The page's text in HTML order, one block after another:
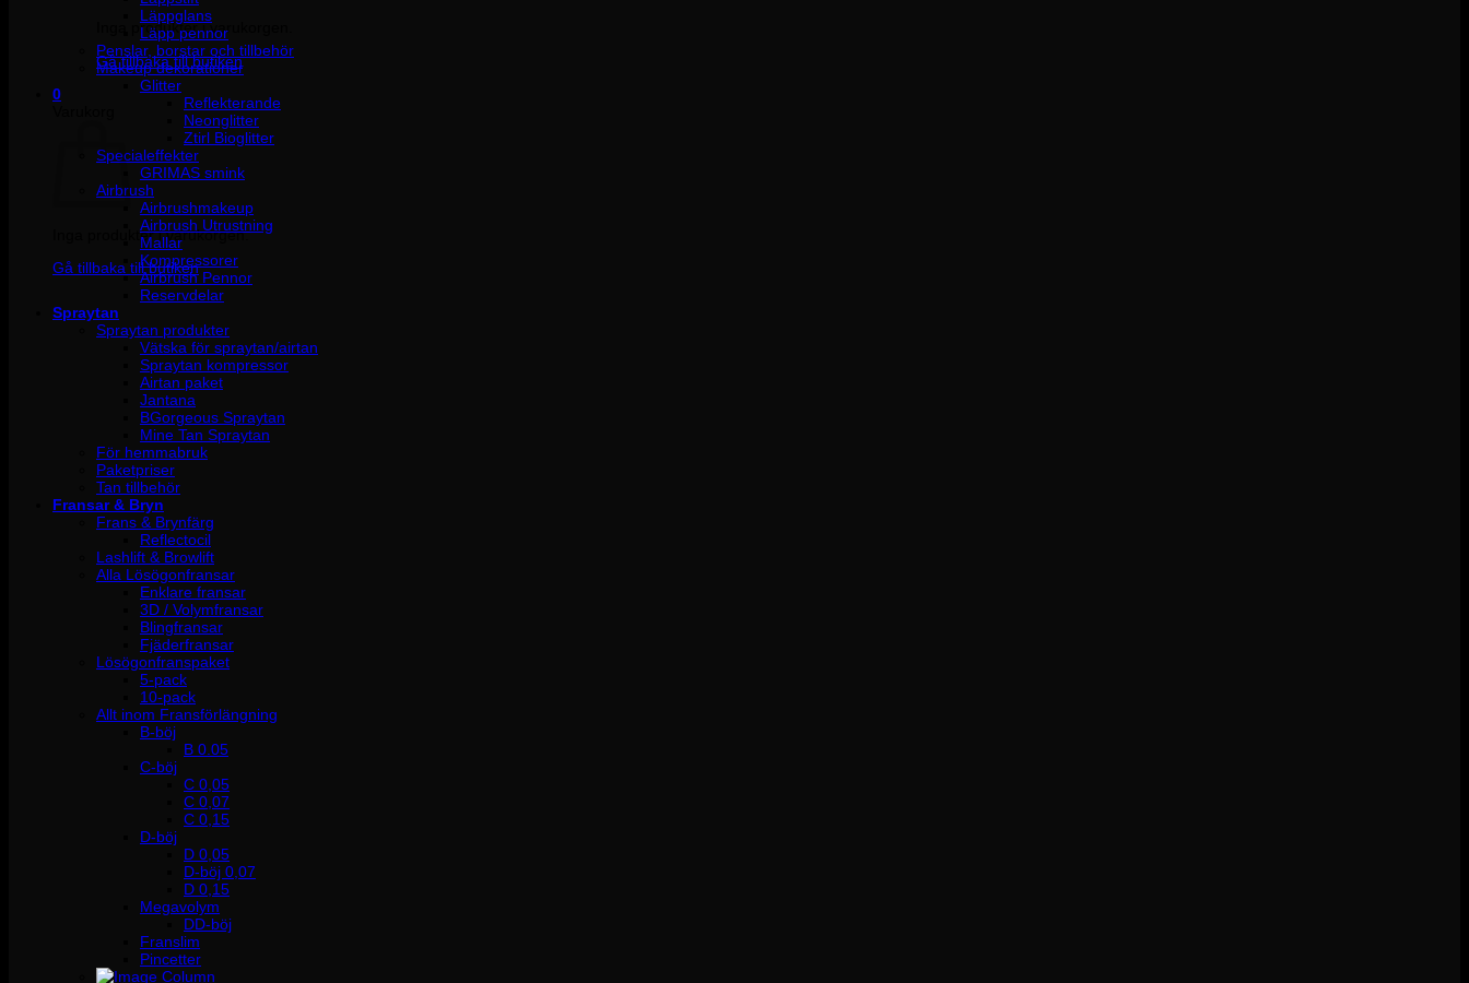
Inga produkter i varukorgen.
Gå tillbaka till butiken
0
Inga produkter i varukorgen.
Gå tillbaka till butiken
Läppglans
Läpp pennor
Penslar, borstar och tillbehör
Makeup dekorationer
Glitter
Reflekterande
Neonglitter
Ztirl Bioglitter
Specialeffekter
GRIMAS smink
Airbrush
Airbrushmakeup
Airbrush Utrustning
Mallar
Kompressorer
Airbrush Pennor
Reservdelar
Spraytan
Spraytan produkter
Vätska för spraytan/airtan
Spraytan kompressor
Airtan paket
Jantana
BGorgeous Spraytan
Mine Tan Spraytan
För hemmabruk
Paketpriser
Tan tillbehör
Fransar & Bryn
Frans & Brynfärg
Reflectocil
Lashlift & Browlift
Alla Lösögonfransar
Enklare fransar
3D / Volymfransar
Blingfransar
Fjäderfransar
Lösögonfranspaket
5-pack
10-pack
Allt inom Fransförlängning
B-böj
B 0.05
C-böj
C 0,05
C 0,07
C 0,15
D-böj
D 0,05
D-böj 0,07
D 0,15
Megavolym
DD-böj
Franslim
Pincetter